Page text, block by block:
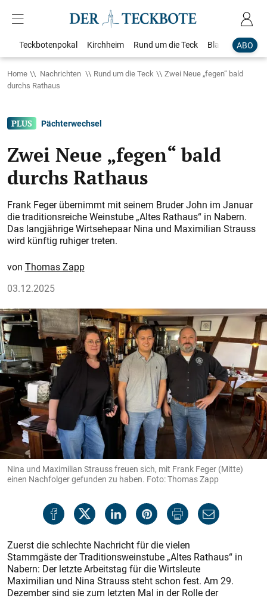
ABO
Teckbotenpokal Kirchheim Rund um die Teck Blaulicht
Home Nachrichten Rund um die Teck
Zwei Neue „fegen“ bald
durchs Rathaus
Pächterwechsel
Zwei Neue „fegen“ bald
durchs Rathaus
Frank Feger übernimmt mit seinem Bruder John im Januar
die traditionsreiche Weinstube „Altes Rathaus“ in Nabern.
Das langjährige Wirtsehepaar Nina und Maximilian Strauss
wird künftig ruhiger treten.
Thomas Zapp
03.12.2025
Nina und Maximilian Strauss freuen sich, mit Frank Feger (Mitte)
einen Nachfolger gefunden zu haben. Foto: Thomas Zapp
Zuerst die schlechte Nachricht für die vielen
Stammgäste der Traditionsweinstube „Altes Rathaus“ in
Nabern: Der letzte Arbeitstag für die Wirtsleute
Maximilian und Nina Strauss steht schon fest. Am 29.
Dezember sind sie zum letzten Mal in der Rolle der